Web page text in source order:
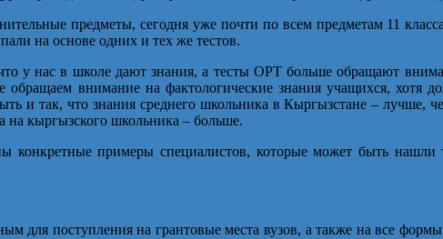
предметы, сегодня уже почти по всем предметам 11
на основе одних и тех же тестов.
у нас в школе дают знания, а тесты ОРТ больше обращают
внимание на фактологические знания учащихся, хотя
так, что знания среднего школьника в Кыргызстане – лучше,
на кыргызского школьника – больше.
конкретные примеры специалистов, которые может быть
для поступления на грантовые места вузов, а также на все